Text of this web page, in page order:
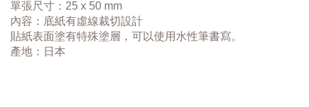
單張尺寸：25 x 50 mm
內容： 底紙有虛線裁切設計
貼紙表面塗有特殊塗層，可以使用水性筆書寫。
產地：日本